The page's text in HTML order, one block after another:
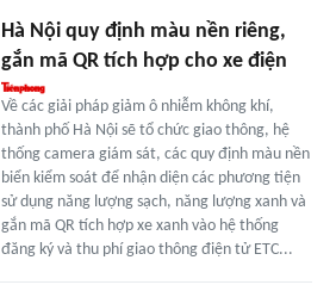
Hà Nội quy định màu nền riêng,
gắn mã QR tích hợp cho xe điện
Về các giải pháp giảm ô nhiễm không khí,
thành phố Hà Nội sẽ tổ chức giao thông, hệ
thống camera giám sát, các quy định màu nền
biển kiểm soát để nhận diện các phương tiện
sử dụng năng lượng sạch, năng lượng xanh và
gắn mã QR tích hợp xe xanh vào hệ thống
đăng ký và thu phí giao thông điện tử ETC...